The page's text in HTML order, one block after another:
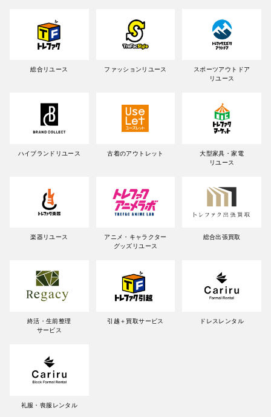
総合リユース ファッションリユース
スポーツアウトドア
リユース
ハイブランドリユース 古着のアウトレット
大型家具・家電
リユース
楽器リユース
アニメ・キャラクター
グッズリユース
総合出張買取
終活・生前整理
サービス
引越＋買取サービス ドレスレンタル
礼服・喪服レンタル